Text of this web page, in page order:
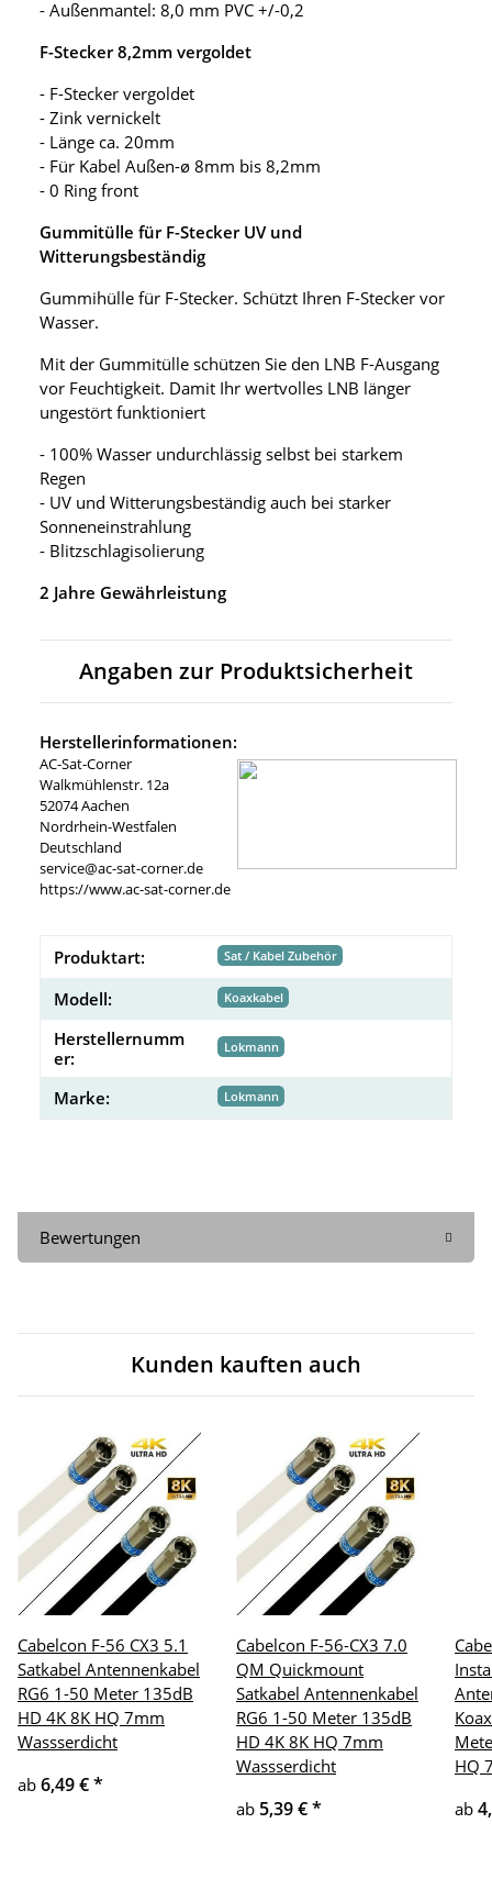
- Außenmantel: 8,0 mm PVC +/-0,2
F-Stecker 8,2mm vergoldet
- F-Stecker vergoldet
- Zink vernickelt
- Länge ca. 20mm
- Für Kabel Außen-ø 8mm bis 8,2mm
- 0 Ring front
Gummitülle für F-Stecker UV und
Witterungsbeständig
Gummihülle für F-Stecker. Schützt Ihren F-Stecker vor
Wasser.
Mit der Gummitülle schützen Sie den LNB F-Ausgang
vor Feuchtigkeit. Damit Ihr wertvolles LNB länger
ungestört funktioniert
- 100% Wasser undurchlässig selbst bei starkem
Regen
- UV und Witterungsbeständig auch bei starker
Sonneneinstrahlung
- Blitzschlagisolierung
2 Jahre Gewährleistung
Angaben zur Produktsicherheit
Herstellerinformationen:
AC-Sat-Corner
Walkmühlenstr. 12a
52074 Aachen
Nordrhein-Westfalen
Deutschland
service@ac-sat-corner.de
https://www.ac-sat-corner.de
Produktart: Sat / Kabel Zubehör
Modell: Koaxkabel
Herstellernumm
er:
Lokmann
Marke: Lokmann
Bewertungen
Kunden kauften auch
Cabelcon F-56 CX3 5.1
Satkabel Antennenkabel
RG6 1-50 Meter 135dB
HD 4K 8K HQ 7mm
Wassserdicht
ab 6,49 €*
Cabelcon F-56-CX3 7.0
QM Quickmount
Satkabel Antennenkabel
RG6 1-50 Meter 135dB
HD 4K 8K HQ 7mm
Wassserdicht
ab 5,39 €*
HQ
ab